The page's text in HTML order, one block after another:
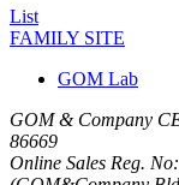
List
FAMILY SITE
GOM Lab
GOM & Company
86669
Online Sales Reg.